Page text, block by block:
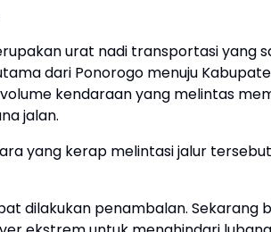
urat nadi transportasi yang
dari Ponorogo menuju
kendaraan yang melintas
jalan.
yang kerap melintasi jalur
dilakukan penambalan. Sekarang